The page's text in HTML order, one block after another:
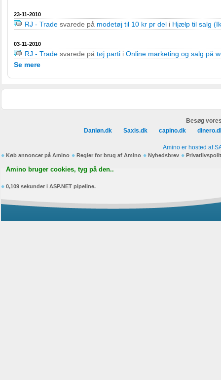
23-11-2010
RJ - Trade svarede på modetøj til 10 kr pr del i Hjælp til salg
03-11-2010
RJ - Trade svarede på tøj parti i Online marketing og salg på
Se mere
Besøg
Danløn.dk
Saxis.dk capino.dk
Amino er hosted af
Køb annoncer på Amino Regler for brug af Amino Nyhedsbrev
Amino bruger cookies, tyg på den..
0,109 sekunder i ASP.NET pipeline.